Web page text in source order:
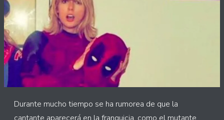
Durante mucho tiempo se ha rumorea de que la